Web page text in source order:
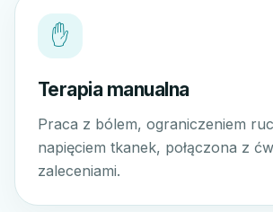
✋
Terapia manualna
Praca z bólem, ograniczeniem
napięciem tkanek, połączona z
zaleceniami.